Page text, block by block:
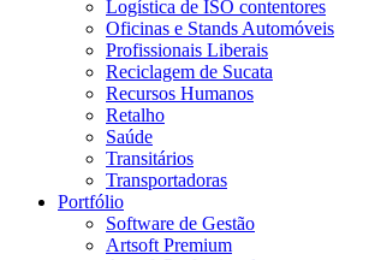
Logística de ISO contentores
Oficinas e Stands Automóveis
Profissionais Liberais
Reciclagem de Sucata
Recursos Humanos
Retalho
Saúde
Transitários
Transportadoras
Portfólio
Software de Gestão
Artsoft Premium